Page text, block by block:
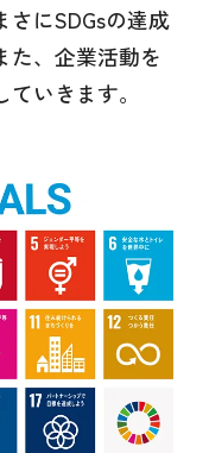
にSDGsの達成
た、企業活動を
いきます。